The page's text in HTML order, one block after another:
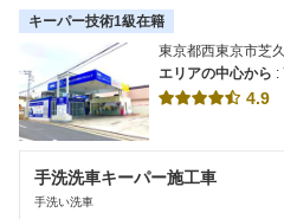
隣は食品館あおばさん、近隣
す】paypay等の各種電子マネ
キーパー技術1級在籍
東京都西東京市芝
エリアの中心から :
4.9
手洗洗車キーパー施工車
手洗い洗車